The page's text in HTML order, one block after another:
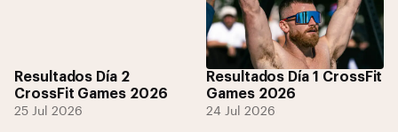
Resultados Día 2
CrossFit Games 2026
25 Jul 2026
Resultados Día 1 CrossFit
Games 2026
24 Jul 2026